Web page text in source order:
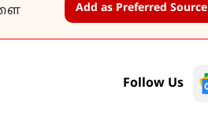
Add as Preferred Source
Follow Us